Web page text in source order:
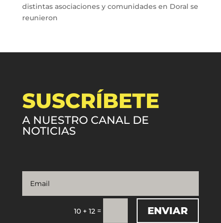
distintas asociaciones y comunidades en Doral se
reunieron
SUSCRÍBETE
A NUESTRO CANAL DE
NOTICIAS
10 + 12 = ENVIAR